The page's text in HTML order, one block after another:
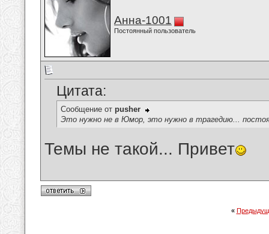
Анна-1001
Постоянный пользователь
Цитата:
Сообщение от pusher
Это нужно не в Юмор, это нужно в трагедию...
Темы не такой... Привет
«